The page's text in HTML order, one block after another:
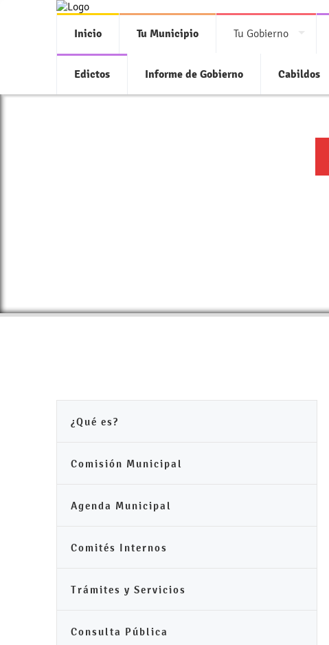
Inicio Tu Municipio Tu Gobierno
Edictos Informe de Gobierno Cabildos
¿Qué es?
Comisión Municipal
Agenda Municipal
Comités Internos
Trámites y Servicios
Consulta Pública